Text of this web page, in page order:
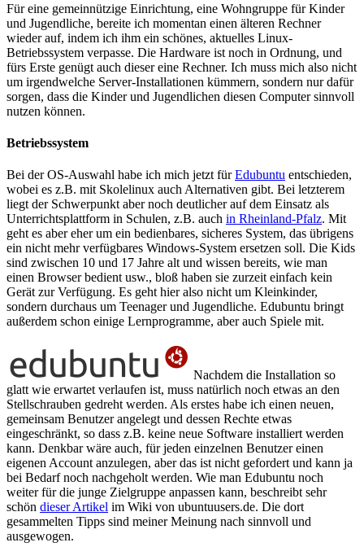
Für eine gemeinnützige Einrichtung, eine Wohngruppe für Kinder
und Jugendliche, bereite ich momentan einen älteren Rechner
wieder auf, indem ich ihm ein schönes, aktuelles Linux-
Betriebssystem verpasse. Die Hardware ist noch in Ordnung, und
fürs Erste genügt auch dieser eine Rechner. Ich muss mich also nicht
um irgendwelche Server-Installationen kümmern, sondern nur dafür
sorgen, dass die Kinder und Jugendlichen diesen Computer sinnvoll
nutzen können.
Betriebssystem
Bei der OS-Auswahl habe ich mich jetzt fürEdubuntu entschieden,
wobei es z.B. mit Skolelinux auch Alternativen gibt. Bei letzterem
liegt der Schwerpunkt aber noch deutlicher auf dem Einsatz als
Unterrichtsplattform in Schulen, z.B. auch in Rheinland-Pfalz. Mit
geht es aber eher um ein bedienbares, sicheres System, das übrigens
ein nicht mehr verfügbares Windows-System ersetzen soll. Die Kids
sind zwischen 10 und 17 Jahre alt und wissen bereits, wie man
einen Browser bedient usw., bloß haben sie zurzeit einfach kein
Gerät zur Verfügung. Es geht hier also nicht um Kleinkinder,
sondern durchaus um Teenager und Jugendliche. Edubuntu bringt
außerdem schon einige Lernprogramme, aber auch Spiele mit.
Nachdem die Installation so
glatt wie erwartet verlaufen ist, muss natürlich noch etwas an den
Stellschrauben gedreht werden. Als erstes habe ich einen neuen,
gemeinsam Benutzer angelegt und dessen Rechte etwas
eingeschränkt, so dass z.B. keine neue Software installiert werden
kann. Denkbar wäre auch, für jeden einzelnen Benutzer einen
eigenen Account anzulegen, aber das ist nicht gefordert und kann ja
bei Bedarf noch nachgeholt werden. Wie man Edubuntu noch
weiter für die junge Zielgruppe anpassen kann, beschreibt sehr
schön dieser Artikel im Wiki von ubuntuusers.de. Die dort
gesammelten Tipps sind meiner Meinung nach sinnvoll und
ausgewogen.